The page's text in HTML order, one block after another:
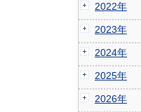
2022年
2023年
2024年
2025年
2026年